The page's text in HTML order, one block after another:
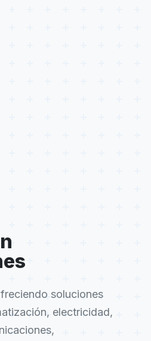
soluciones
electricidad,